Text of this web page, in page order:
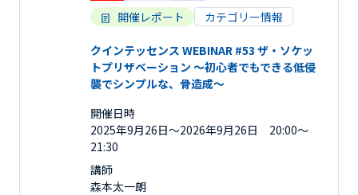
開催レポート カテゴリー情報
クインテッセンス WEBINAR #53 ザ・ソケッ
トプリザベーション 〜初心者でもできる低侵
襲でシンプルな、骨造成〜
開催日時
2025年9月26日〜2026年9月26日 20:00～
21:30
講師
森本太一朗